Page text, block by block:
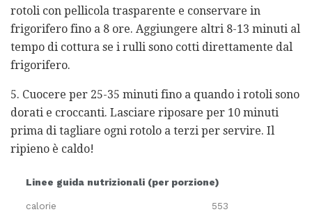
rotoli con pellicola trasparente e conservare in
frigorifero fino a 8 ore. Aggiungere altri 8-13 minuti al
tempo di cottura se i rulli sono cotti direttamente dal
frigorifero.
5. Cuocere per 25-35 minuti fino a quando i rotoli sono
dorati e croccanti. Lasciare riposare per 10 minuti
prima di tagliare ogni rotolo a terzi per servire. Il
ripieno è caldo!
Linee guida nutrizionali (per porzione)
calorie 553